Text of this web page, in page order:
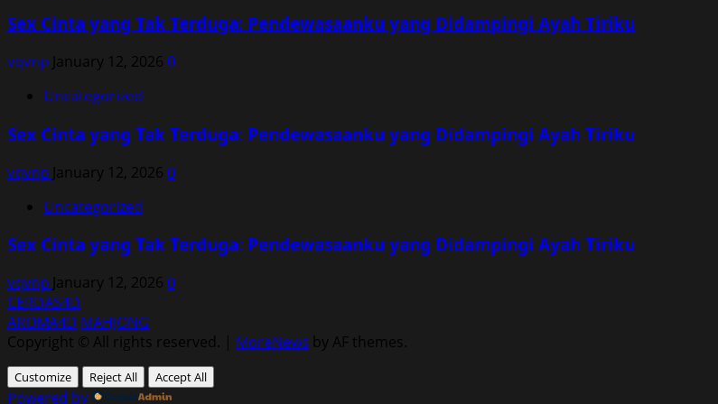
Sex Cinta yang Tak Terduga: Pendewasaanku yang Didampingi Ayah Tiriku
vqvnp January 12, 2026 0
Uncategorized
Sex Cinta yang Tak Terduga: Pendewasaanku yang Didampingi Ayah Tiriku
vqvnp January 12, 2026 0
Uncategorized
Sex Cinta yang Tak Terduga: Pendewasaanku yang Didampingi Ayah Tiriku
vqvnp January 12, 2026 0
CERDAS4D
AROMA4D MAHJONG
Copyright © All rights reserved. | MoreNews by AF themes.
Customize Reject All Accept All
Powered by